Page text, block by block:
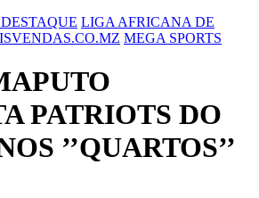
LIGA AFRICANA DE
MEGA SPORTS
PATRIOTS DO
’’QUARTOS’’